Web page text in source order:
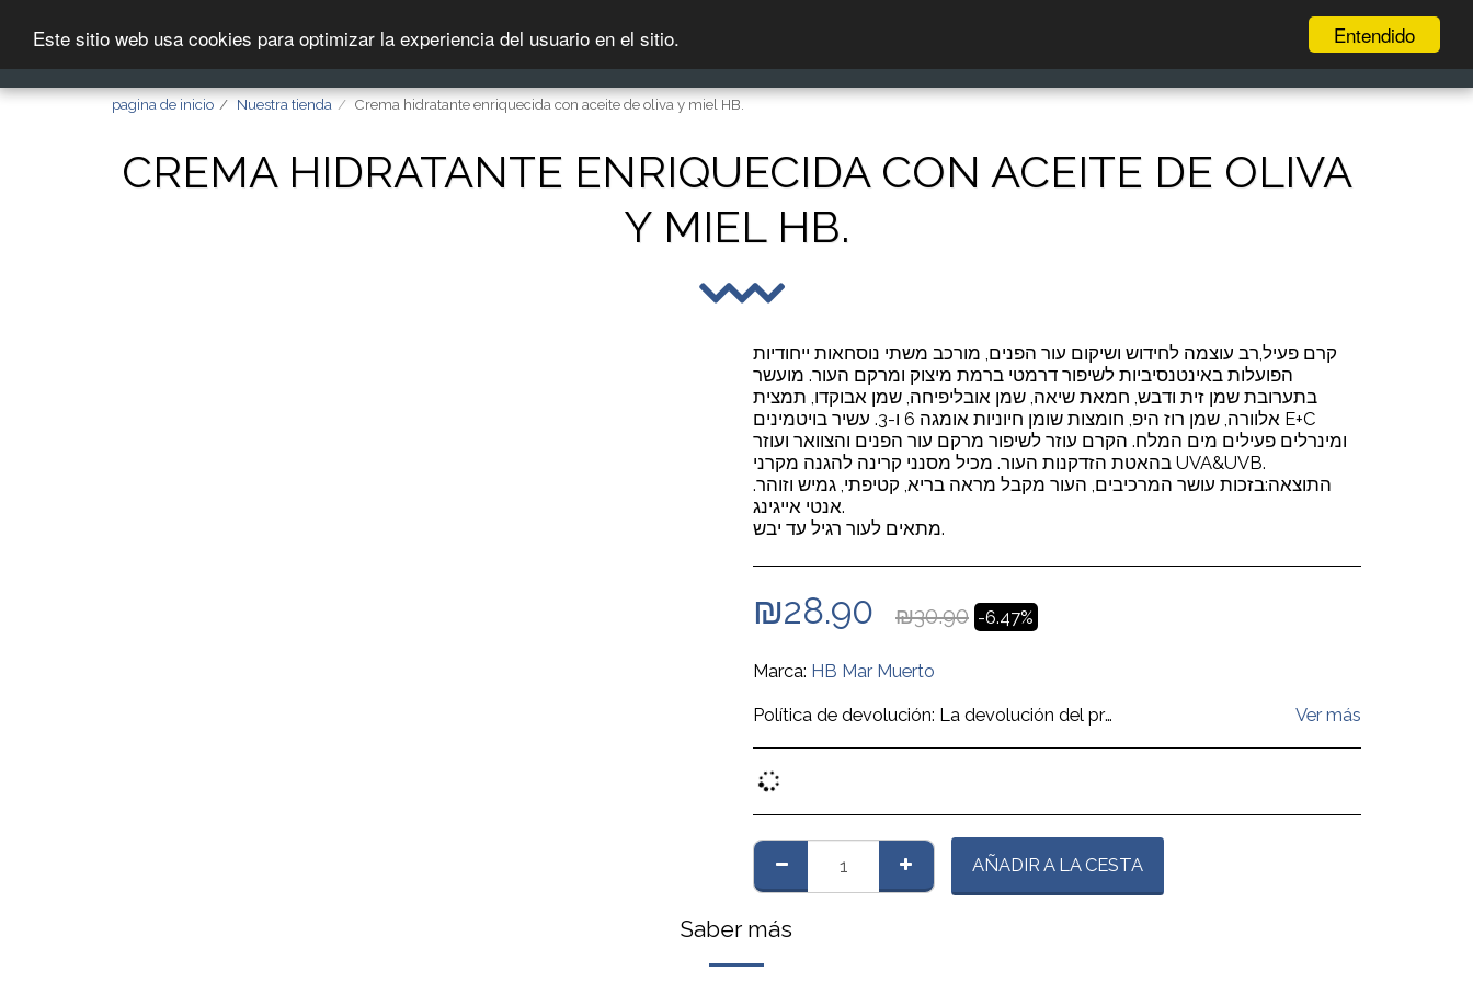
Entendido
Este sitio web usa cookies para optimizar la experiencia del usuario en el sitio.
PAGINA DE INICIO CUIDADO FACIAL דרגו אותנו
pagina de inicio Nuestra tienda Crema hidratante enriquecida con aceite de oliva y miel HB.
CREMA HIDRATANTE ENRIQUECIDA CON ACEITE DE OLIVA
Y MIEL HB.
קרם פעיל,רב עוצמה לחידוש ושיקום עור הפנים, מורכב משתי נוסחאות ייחודיות
הפועלות באינטנסיביות לשיפור דרמטי ברמת מיצוק ומרקם העור. מועשר
בתערובת שמן זית ודבש, חמאת שיאה, שמן אובליפיחה, שמן אבוקדו, תמצית
אלוורה, שמן רוז היפ, חומצות שומן חיוניות אומגה 6 ו-3. עשיר בויטמינים E+C
ומינרלים פעילים מים המלח. הקרם עוזר לשיפור מרקם עור הפנים והצוואר ועוזר
בהאטת הזדקנות העור. מכיל מסנני קרינה להגנה מקרני UVA&UVB.
התוצאה:בזכות עושר המרכיבים, העור מקבל מראה בריא, קטיפתי, גמיש וזוהר.
אנטי אייגינג.
מתאים לעור רגיל עד יבש.
₪28.90 ₪30.90 -6.47%
Marca: HB Mar Muerto
Política de devolución: La devolución del producto se realizará coordinando la recogida del producto en el domicilio del cliente con cargo a la empresa (siempre que el producto haya sido entregado al cliente mediante mensajería); En caso de que se envíe por correo certificado, será devuelto por cuenta del cliente por correo certificado (c). Con el crédito, el cliente recibirá una copia del aviso de cancelación del cargo como se mencionó anteriormente (y no se le cobrará al cliente ningún cargo por cancelación). Ver más
AÑADIR A LA CESTA
Saber más